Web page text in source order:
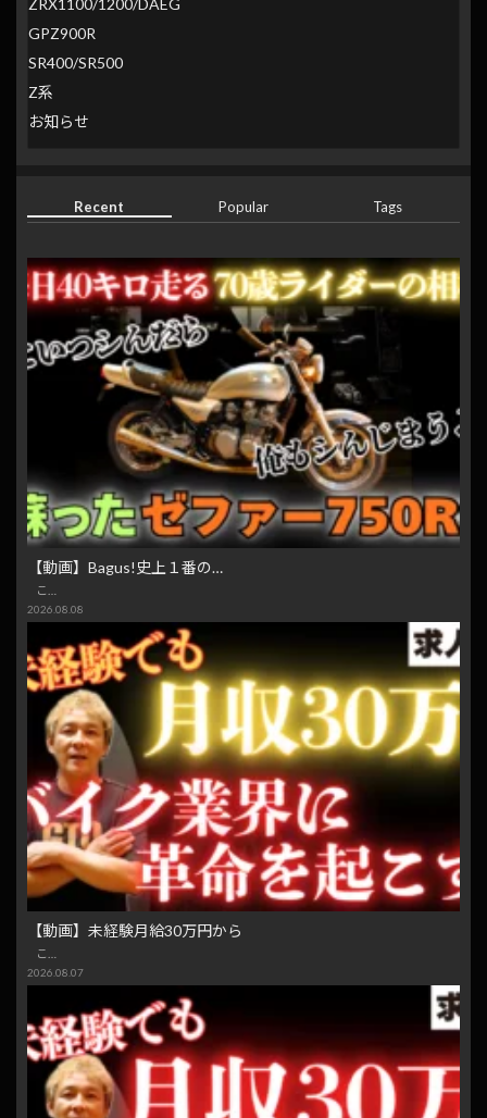
ZRX1100/1200/DAEG
GPZ900R
SR400/SR500
Z系
お知らせ
Recent Popular Tags
【動画】Bagus!史上１番の…
こ…
2026.08.08
【動画】未経験月給30万円から
こ…
2026.08.07